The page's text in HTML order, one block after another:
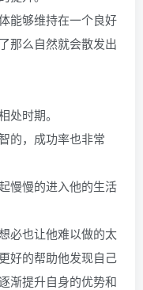
能够维持在一个良好
那么自然就会散发出
处时期。
的，成功率也非常
慢慢的进入他的生活
必也让他难以做的太
好的帮助他发现自己
渐提升自身的优势和